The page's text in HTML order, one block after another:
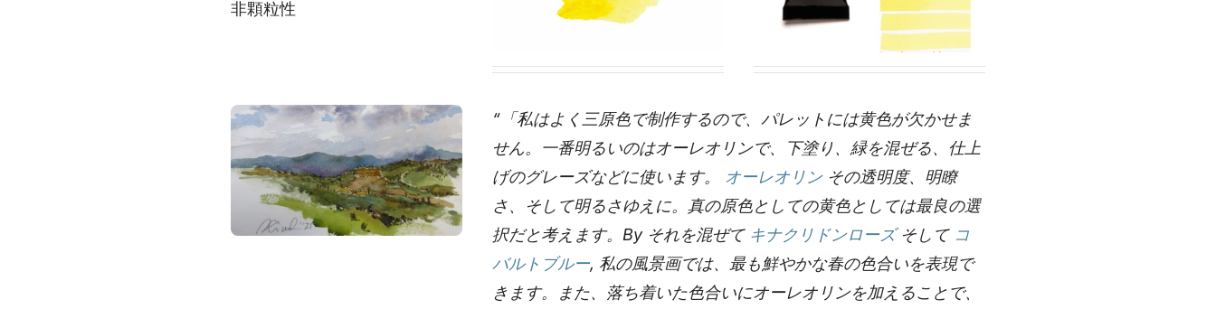
非顆粒性
“「私はよく三原色で制作するので、パレットには黄色が欠かせま
せん。一番明るいのはオーレオリンで、下塗り、緑を混ぜる、仕上
げのグレーズなどに使います。 オーレオリンその透明度、明瞭
さ、そして明るさゆえに。真の原色としての黄色としては最良の選
択だと考えます。By それを混ぜて キナクリドンローズそして コ
バルトブルー, 私の風景画では、最も鮮やかな春の色合いを表現で
きます。また、落ち着いた色合いにオーレオリンを加えることで、